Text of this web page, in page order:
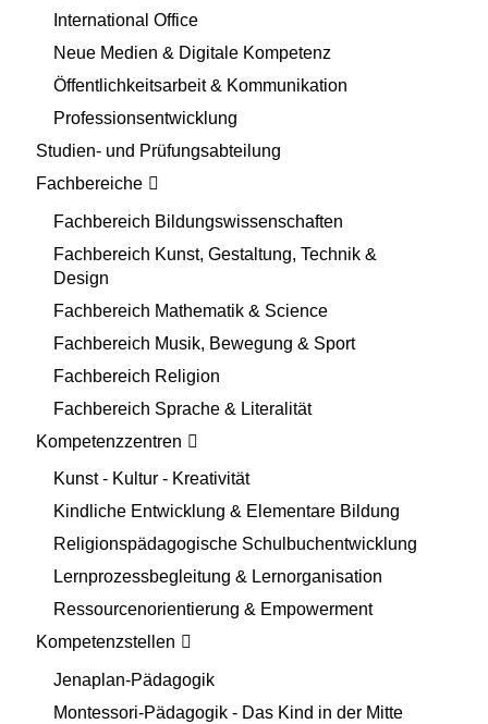
International Office
Neue Medien & Digitale Kompetenz
Öffentlichkeitsarbeit & Kommunikation
Professionsentwicklung
Studien- und Prüfungsabteilung
Fachbereiche
Fachbereich Bildungswissenschaften
Fachbereich Kunst, Gestaltung, Technik &
Design
Fachbereich Mathematik & Science
Fachbereich Musik, Bewegung & Sport
Fachbereich Religion
Fachbereich Sprache & Literalität
Kompetenzzentren
Kunst - Kultur - Kreativität
Kindliche Entwicklung & Elementare Bildung
Religionspädagogische Schulbuchentwicklung
Lernprozessbegleitung & Lernorganisation
Ressourcenorientierung & Empowerment
Kompetenzstellen
Jenaplan-Pädagogik
Montessori-Pädagogik - Das Kind in der Mitte